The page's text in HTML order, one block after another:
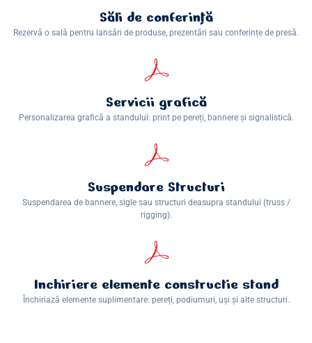
Săli de conferinţă
Rezervă o sală pentru lansări de produse, prezentări sau conferințe de presă.
Servicii grafică
Personalizarea grafică a standului: print pe pereți, bannere și signalistică.
Suspendare Structuri
Suspendarea de bannere, sigle sau structuri deasupra standului (truss /
rigging).
Inchiriere elemente constructie stand
Închiriază elemente suplimentare: pereți, podiumuri, uși și alte structuri.